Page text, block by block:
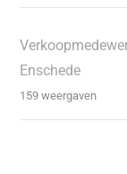
Enschede
159 weergaven